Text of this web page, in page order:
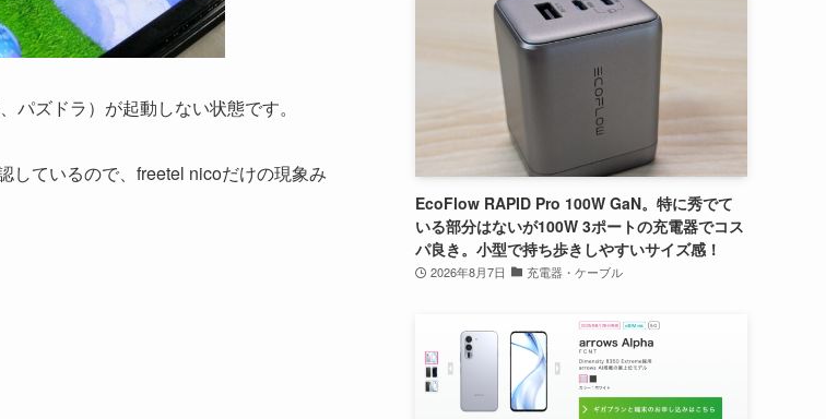
ズドラ）が起動しない状態です。
ているので、freetel nicoだけの現象み
EcoFlow RAPID Pro 100W GaN。特に秀でて
いる部分はないが100W 3ポートの充電器でコス
パ良き。小型で持ち歩きしやすいサイズ感！
2026年8月7日 充電器・ケーブル